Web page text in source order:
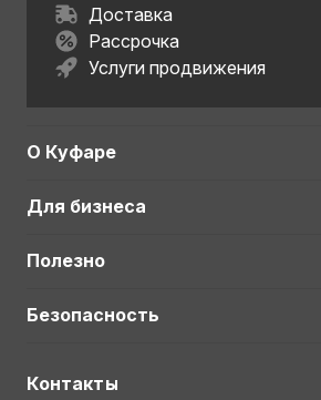
Доставка
Рассрочка
Услуги продвижения
О Куфаре
Для бизнеса
Полезно
Безопасность
Контакты